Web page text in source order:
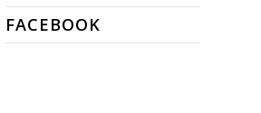
FACEBOOK